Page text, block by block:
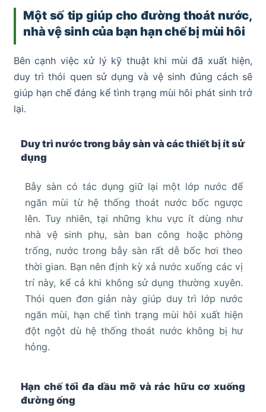
Một số tip giúp cho đường thoát nước,
nhà vệ sinh của bạn hạn chế bị mùi hôi
Bên cạnh việc xử lý kỹ thuật khi mùi đã xuất hiện,
duy trì thói quen sử dụng và vệ sinh đúng cách sẽ
giúp hạn chế đáng kể tình trạng mùi hôi phát sinh trở
lại.
Duy trì nước trong bẫy sàn và các thiết bị ít sử
dụng
Bẫy sàn có tác dụng giữ lại một lớp nước để
ngăn mùi từ hệ thống thoát nước bốc ngược
lên. Tuy nhiên, tại những khu vực ít dùng như
nhà vệ sinh phụ, sàn ban công hoặc phòng
trống, nước trong bẫy sàn rất dễ bốc hơi theo
thời gian. Bạn nên định kỳ xả nước xuống các vị
trí này, kể cả khi không sử dụng thường xuyên.
Thói quen đơn giản này giúp duy trì lớp nước
ngăn mùi, hạn chế tình trạng mùi hôi xuất hiện
đột ngột dù hệ thống thoát nước không bị hư
hỏng.
Hạn chế tối đa dầu mỡ và rác hữu cơ xuống
đường ống